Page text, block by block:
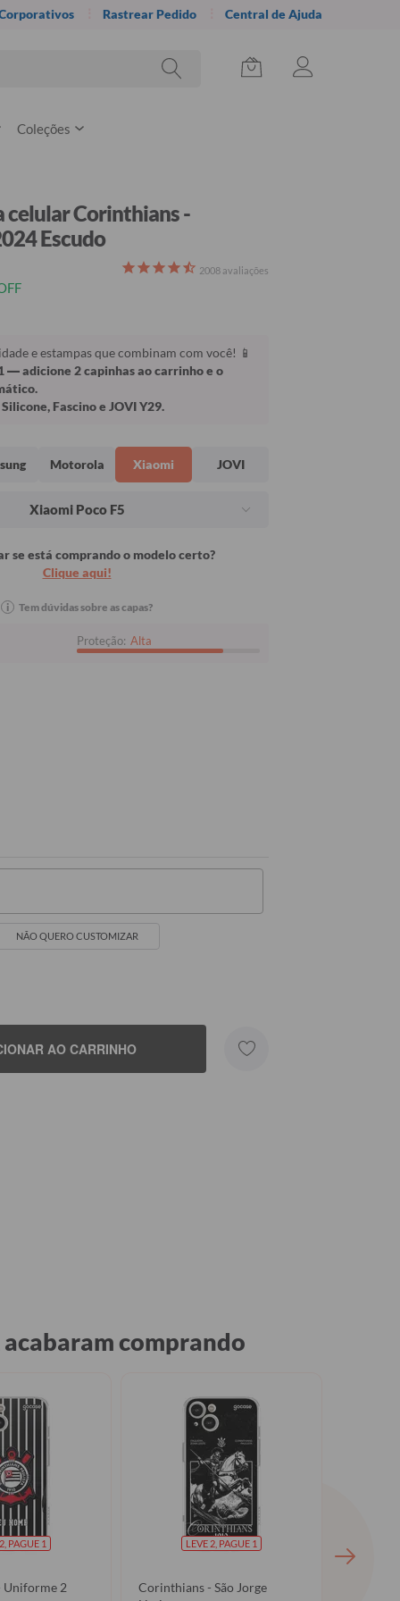
Rastrear Pedido Central de Ajuda
Coleções
celular Corinthians -
Escudo
2008 avaliações
e estampas que combinam com você! 📱
— adicione 2 capinhas ao carrinho e o
Fascino e JOVI Y29.
Motorola Xiaomi JOVI
Xiaomi Poco F5
se está comprando o modelo certo?
Clique aqui!
i Tem dúvidas sobre as capas?
Proteção: Alta
NÃO QUERO CUSTOMIZAR
AO CARRINHO
comprando
PAGUE 1
2
LEVE 2, PAGUE 1
Corinthians - São Jorge